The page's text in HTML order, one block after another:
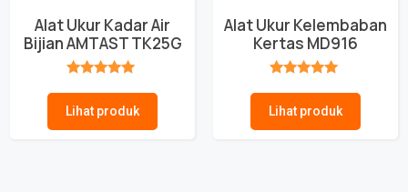
Alat Ukur Kadar Air
Bijian AMTAST TK25G
Lihat produk
Alat Ukur Kelembaban
Kertas MD916
Lihat produk